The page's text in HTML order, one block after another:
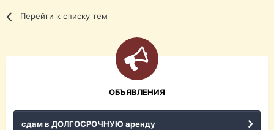
Перейти к списку тем
ОБЪЯВЛЕНИЯ
сдам в ДОЛГОСРОЧНУЮ аренду